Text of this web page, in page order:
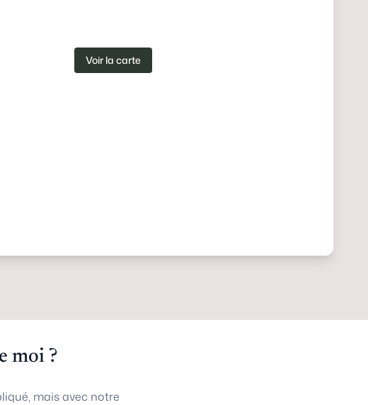
Voir la carte
moi ?
mais avec notre